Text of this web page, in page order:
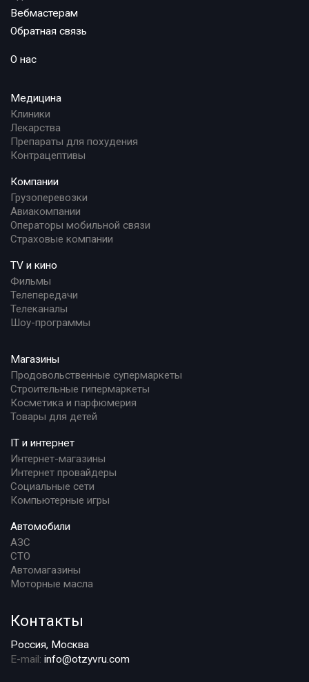
Вебмастерам
Обратная связь
О нас
Медицина
Клиники
Лекарства
Препараты для похудения
Контрацептивы
Компании
Грузоперевозки
Авиакомпании
Операторы мобильной связи
Страховые компании
TV и кино
Фильмы
Телепередачи
Телеканалы
Шоу-программы
Магазины
Продовольственные супермаркеты
Строительные гипермаркеты
Косметика и парфюмерия
Товары для детей
IT и интернет
Интернет-магазины
Интернет провайдеры
Социальные сети
Компьютерные игры
Автомобили
АЗС
СТО
Автомагазины
Моторные масла
Контакты
Россия, Москва
E-mail: info@otzyvru.com